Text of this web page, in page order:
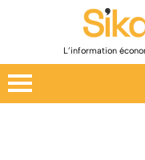
L’information